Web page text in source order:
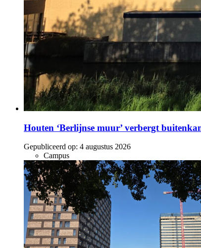
Houten ‘Berlijnse muur’ verbergt
Gepubliceerd op: 4 augustus 2026
Campus